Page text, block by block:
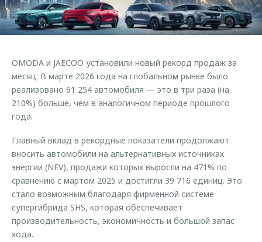
Страхование
Кредитный калькулятор
Одежда и сувениры
Оригинальные аксессуары
Запчасти
Калькулятор трейд-ин
Клиентская поддержка
O&J Автоклуб
Приложение O&J
Аксессуары
Одежда и сувениры
Оригинальные аксессуары
Запчасти
Обратная связь
OMODA и JAECOO установили новый рекорд продаж за
месяц. В марте 2026 года на глобальном рынке было
реализовано 61 254 автомобиля — это в три раза (на
210%) больше, чем в аналогичном периоде прошлого
года.
Главный вклад в рекордные показатели продолжают
вносить автомобили на альтернативных источниках
энергии (NEV), продажи которых выросли на 471% по
сравнению с мартом 2025 и достигли 39 716 единиц. Это
стало возможным благодаря фирменной системе
супергибрида SHS, которая обеспечивает
производительность, экономичность и большой запас
хода.